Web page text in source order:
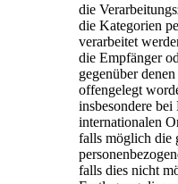
die
die Kategorien
verarbeitet
die Empfänger
gegenüber
offengelegt
insbesondere
internationalen
falls möglich die
falls dies nicht